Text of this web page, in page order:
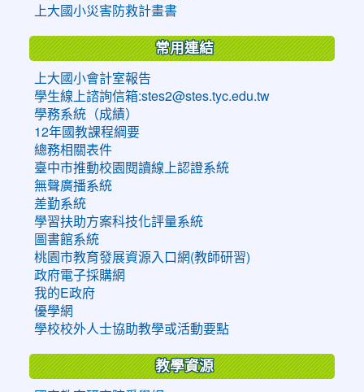
上大國小災害防救計畫書
常用連結
上大國小會計室報告
學生線上諮詢信箱:stes2@stes.tyc.edu.tw
學務系統（成績）
12年國教課程綱要
總務相關表件
臺中市推動校園閱讀線上認證系統
無聲廣播系統
差勤系統
學習扶助方案科技化評量系統
圖書館系統
桃園市教育發展資源入口網(教師研習)
政府電子採購網
我的E政府
優學網
學校校外人士協助教學或活動要點
教學資源